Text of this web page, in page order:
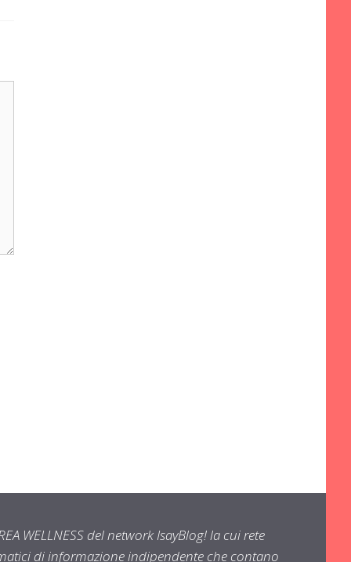
WELLNESS del network IsayBlog! la cui rete
di informazione indipendente che contano